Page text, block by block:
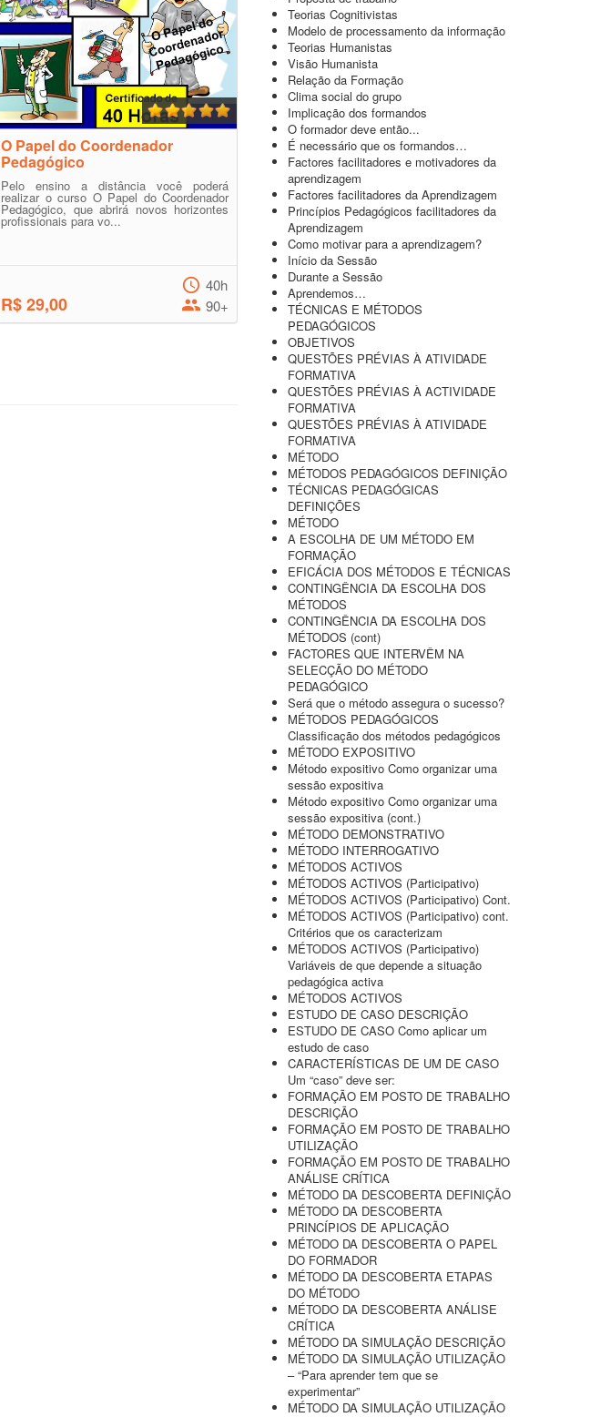
O Papel do Coordenador
Pedagógico
Pelo ensino a distância você poderá
realizar o curso O Papel do Coordenador
Pedagógico, que abrirá novos horizontes
profissionais para vo...
R$ 29,00
40h
90+
Teorias Cognitivistas
Modelo de processamento da informação
Teorias Humanistas
Visão Humanista
Relação da Formação
Clima social do grupo
Implicação dos formandos
O formador deve então...
É necessário que os formandos…
Factores facilitadores e motivadores da
aprendizagem
Factores facilitadores da Aprendizagem
Princípios Pedagógicos facilitadores da
Aprendizagem
Como motivar para a aprendizagem?
Início da Sessão
Durante a Sessão
Aprendemos…
TÉCNICAS E MÉTODOS
PEDAGÓGICOS
OBJETIVOS
QUESTÕES PRÉVIAS À ATIVIDADE
FORMATIVA
QUESTÕES PRÉVIAS À ACTIVIDADE
FORMATIVA
QUESTÕES PRÉVIAS À ATIVIDADE
FORMATIVA
MÉTODO
MÉTODOS PEDAGÓGICOS DEFINIÇÃO
TÉCNICAS PEDAGÓGICAS
DEFINIÇÕES
MÉTODO
A ESCOLHA DE UM MÉTODO EM
FORMAÇÃO
EFICÁCIA DOS MÉTODOS E TÉCNICAS
CONTINGÊNCIA DA ESCOLHA DOS
MÉTODOS
CONTINGÊNCIA DA ESCOLHA DOS
MÉTODOS (cont)
FACTORES QUE INTERVÊM NA
SELECÇÃO DO MÉTODO
PEDAGÓGICO
Será que o método assegura o sucesso?
MÉTODOS PEDAGÓGICOS
Classificação dos métodos pedagógicos
MÉTODO EXPOSITIVO
Método expositivo Como organizar uma
sessão expositiva
Método expositivo Como organizar uma
sessão expositiva (cont.)
MÉTODO DEMONSTRATIVO
MÉTODO INTERROGATIVO
MÉTODOS ACTIVOS
MÉTODOS ACTIVOS (Participativo)
MÉTODOS ACTIVOS (Participativo) Cont.
MÉTODOS ACTIVOS (Participativo) cont.
Critérios que os caracterizam
MÉTODOS ACTIVOS (Participativo)
Variáveis de que depende a situação
pedagógica activa
MÉTODOS ACTIVOS
ESTUDO DE CASO DESCRIÇÃO
ESTUDO DE CASO Como aplicar um
estudo de caso
CARACTERÍSTICAS DE UM DE CASO
Um “caso” deve ser:
FORMAÇÃO EM POSTO DE TRABALHO
DESCRIÇÃO
FORMAÇÃO EM POSTO DE TRABALHO
UTILIZAÇÃO
FORMAÇÃO EM POSTO DE TRABALHO
ANÁLISE CRÍTICA
MÉTODO DA DESCOBERTA DEFINIÇÃO
MÉTODO DA DESCOBERTA
PRINCÍPIOS DE APLICAÇÃO
MÉTODO DA DESCOBERTA O PAPEL
DO FORMADOR
MÉTODO DA DESCOBERTA ETAPAS
DO MÉTODO
MÉTODO DA DESCOBERTA ANÁLISE
CRÍTICA
MÉTODO DA SIMULAÇÃO DESCRIÇÃO
MÉTODO DA SIMULAÇÃO UTILIZAÇÃO
– “Para aprender tem que se
experimentar”
MÉTODO DA SIMULAÇÃO UTILIZAÇÃO